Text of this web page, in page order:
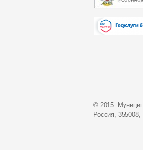
© 2015.
Россия,